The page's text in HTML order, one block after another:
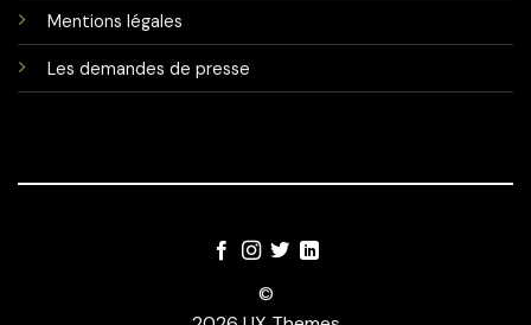
Mentions légales
Les demandes de presse
©